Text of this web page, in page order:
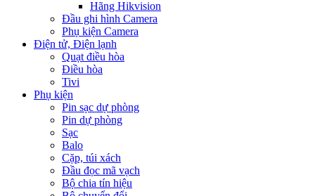
Hãng Hikvision
Đầu ghi hình Camera
Phụ kiện Camera
Điện tử, Điện lạnh
Quạt điều hòa
Điều hòa
Tivi
Phụ kiện
Pin sạc dự phòng
Pin dự phòng
Sạc
Balo
Cặp, túi xách
Đầu đọc mã vạch
Bộ chia tín hiệu